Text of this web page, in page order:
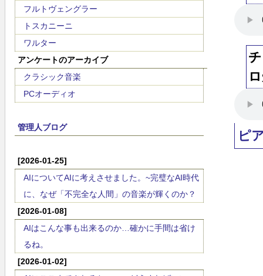
フルトヴェングラー
トスカニーニ
ワルター
アンケートのアーカイブ
クラシック音楽
PCオーディオ
管理人ブログ
[2026-01-25]
AIについてAIに考えさせました。~完璧なAI時代
に、なぜ「不完全な人間」の音楽が輝くのか？
[2026-01-08]
AIはこんな事も出来るのか…確かに手間は省け
るね。
[2026-01-02]
ピ